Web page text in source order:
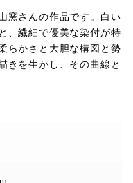
窯さんの作品です。白い
、繊細で優美な染付が特
らかさと大胆な構図と勢
きを生かし、その曲線と